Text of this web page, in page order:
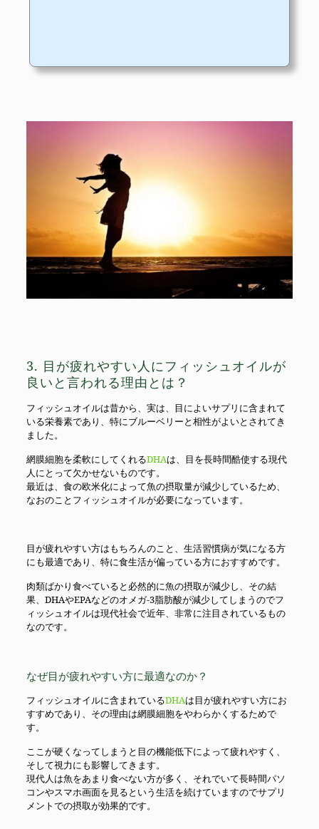
3. 目が疲れやすい人にフィッシュオイルが
良いと言われる理由とは？
フィッシュオイルは昔から、実は、目によいサプリに含まれて
いる栄養素であり、特にブルーベリーと相性がよいとされてき
ました。
網膜細胞を柔軟にしてくれるDHAは、目を長時間酷使する現代
人にとって欠かせないものです。
最近は、食の欧米化によって魚の摂取量が減少しているため、
なおのことフィッシュオイルが必要になっています。
目が疲れやすい方はもちろんのこと、生活習慣病が気になる方
にも最適であり、特に食生活が偏っている方におすすめです。
肉類ばかり食べていると必然的に魚の摂取が減少し、その結
果、DHAやEPAなどのオメガ-3脂肪酸が減少してしまうのでフ
ィッシュオイルは現代社会で近年、非常に注目されているもの
なのです。
なぜ目が疲れやすい方に最適なのか？
フィッシュオイルに含まれているDHAは目が疲れやすい方にお
すすめであり、その理由は網膜細胞をやわらかくするためで
す。
ここが硬くなってしまうと目の機能低下によって疲れやすく、
そして視力にも影響してきます。
現代人は魚をあまり食べない方が多く、それでいて長時間パソ
コンやスマホ画面を見るという生活を続けていますのでサプリ
メントでの摂取が効果的です。